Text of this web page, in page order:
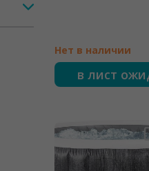
Нет в наличии
в лист